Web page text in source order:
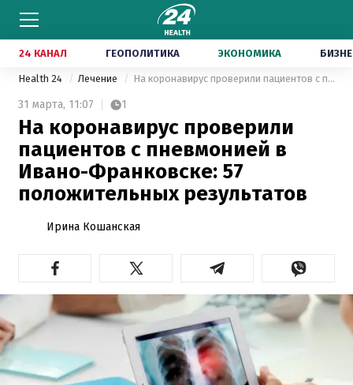
24 КАНАЛ ГЕОПОЛИТИКА ЭКОНОМИКА
Health 24 Лечение На коронавирус проверили пациентов с пневмонией в Ивано-Франковске: 57 положительных результатов
31 марта, 11:07 1
На коронавирус проверили
пациентов с пневмонией в
Ивано-Франковске: 57
положительных результатов
Ирина Кошанская